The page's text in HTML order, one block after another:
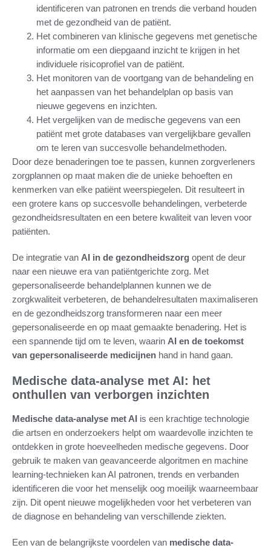
identificeren van patronen en trends die verband houden
met de gezondheid van de patiënt.
Het combineren van klinische gegevens met genetische
informatie om een diepgaand inzicht te krijgen in het
individuele risicoprofiel van de patiënt.
Het monitoren van de voortgang van de behandeling en
het aanpassen van het behandelplan op basis van
nieuwe gegevens en inzichten.
Het vergelijken van de medische gegevens van een
patiënt met grote databases van vergelijkbare gevallen
om te leren van succesvolle behandelmethoden.
Door deze benaderingen toe te passen, kunnen zorgverleners
zorgplannen op maat maken die de unieke behoeften en
kenmerken van elke patiënt weerspiegelen. Dit resulteert in
een grotere kans op succesvolle behandelingen, verbeterde
gezondheidsresultaten en een betere kwaliteit van leven voor
patiënten.
De integratie van AI in de gezondheidszorg opent de deur
naar een nieuwe era van patiëntgerichte zorg. Met
gepersonaliseerde behandelplannen kunnen we de
zorgkwaliteit verbeteren, de behandelresultaten maximaliseren
en de gezondheidszorg transformeren naar een meer
gepersonaliseerde en op maat gemaakte benadering. Het is
een spannende tijd om te leven, waarin AI en de toekomst
van gepersonaliseerde medicijnen hand in hand gaan.
Medische data-analyse met AI: het
onthullen van verborgen inzichten
Medische data-analyse met AI is een krachtige technologie
die artsen en onderzoekers helpt om waardevolle inzichten te
ontdekken in grote hoeveelheden medische gegevens. Door
gebruik te maken van geavanceerde algoritmen en machine
learning-technieken kan AI patronen, trends en verbanden
identificeren die voor het menselijk oog moeilijk waarneembaar
zijn. Dit opent nieuwe mogelijkheden voor het verbeteren van
de diagnose en behandeling van verschillende ziekten.
Een van de belangrijkste voordelen van medische data-